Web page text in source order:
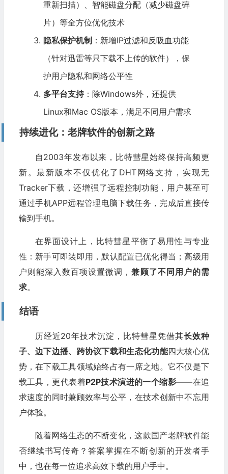
重新扫描）、智能磁盘分配（减少磁盘碎
片）等全方位优化技术
隐私保护机制 ：新增IP过滤和反吸血功能
（针对迅雷等只下载不上传的软件），保
护用户隐私和网络公平性
多平台支持：除Windows外，还提供
Linux和Mac OS版本，满足不同用户需求
持续进化：老牌软件的创新之路
自2003年发布以来，比特彗星始终保持高频更
新。最新版本不仅优化了DHT网络支持，实现无
Tracker下载，还增强了远程控制功能，用户甚至可
通过手机APP远程管理电脑下载任务，完成后直接传
输到手机。
在界面设计上，比特彗星平衡了易用性与专业
性：新手可即装即用，默认配置已优化得当；高级用
户则能深入数百项设置微调，兼顾了不同用户的需
求。
结语
历经近20年技术沉淀，比特彗星凭借其长效种
子、边下边播、跨协议下载和生态化功能四大核心优
势，在下载工具领域始终占有一席之地。它不仅是下
载工具，更代表着P2P技术演进的一个缩影——在追
求速度的同时兼顾效率与公平，在技术创新中不忘用
户体验。
随着网络生态的不断变化，这款国产老牌软件能
否继续书写传奇？答案掌握在不断创新的开发者手
中，也在每一位追求高效下载的用户手中。